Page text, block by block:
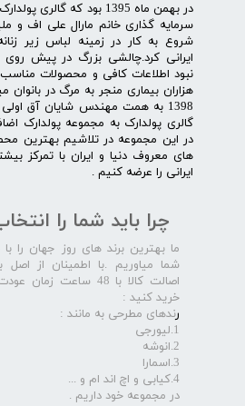
در بهمن ماه 1395 بود که گالری
سرمایه گذاری خانم مارال علی اف و
شروع به کار در زمینه لباس زیر زنانه
ایرانی کرد.چالشی بزرگ در پیش روی
نبود اطلاعات کافی و محصولات مناسب
هزاران بیماری منجر به مرگ در بانوان
1398 به همت مهندس شایان آق
گالری پولدارک به مجموعه پولدارک
در این مجموعه در تلاشیم بهترین
های معروف دنیا و ایران با تمرکز
ایرانی را عرضه کنیم .​​​​​​​
چرا باید شما را
ما بهترین برند های روز جهان را
شما میاوریم .با اطمینان از
اصالت کالا با 48 ساعت
خرید کنید :
رندهای مطرحی به مانند :
1.لیورجی
2.انوشه
3.اسمارا
4.کیابی و اچ اند ام و ...
در مجموعه خود داریم .​​​​​​​